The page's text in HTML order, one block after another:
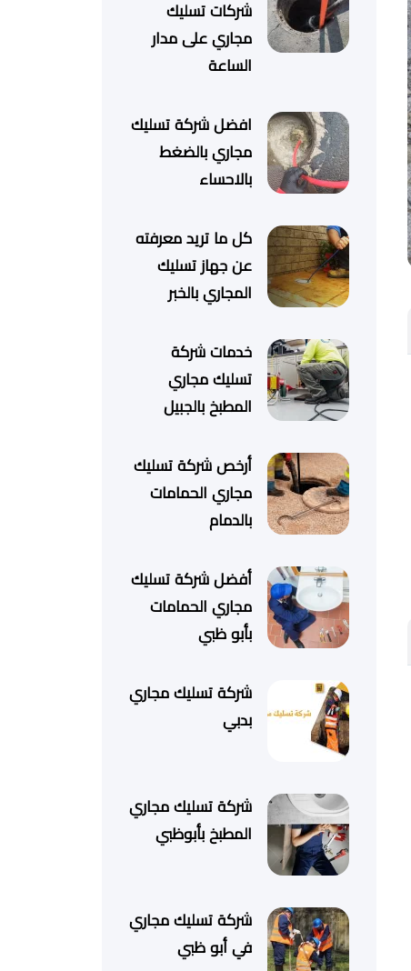
شركات تسليك
مجاري على مدار
الساعة
افضل شركة تسليك
مجاري بالضغط
بالاحساء
كل ما تريد معرفته
عن جهاز تسليك
المجاري بالخبر
خدمات شركة
تسليك مجاري
المطبخ بالجبيل
أرخص شركة تسليك
مجاري الحمامات
بالدمام
أفضل شركة تسليك
مجاري الحمامات
بأبو ظبي
شركة تسليك مجاري
بدبي
شركة تسليك مجاري
المطبخ بأبوظبي
شركة تسليك مجاري
في أبو ظبي